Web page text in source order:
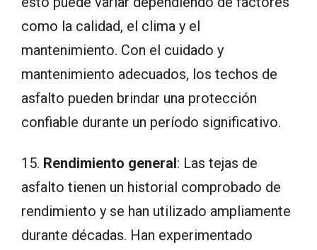
como la calidad, el clima y el
mantenimiento. Con el cuidado y
mantenimiento adecuados, los techos de
asfalto pueden brindar una protección
confiable durante un período significativo.
15. Rendimiento general: Las tejas de
asfalto tienen un historial comprobado de
rendimiento y se han utilizado ampliamente
durante décadas. Han experimentado